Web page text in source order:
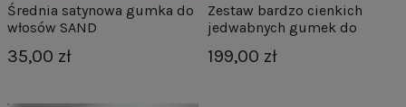
Średnia satynowa gumka do
włosów SAND
35,00 zł
Zestaw bardzo cienkich
jedwabnych gumek do
199,00 zł